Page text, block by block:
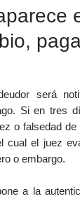
será
Si en tres
o falsedad
cual el juez
o embargo.
a la